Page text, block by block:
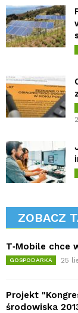
ZOBACZ
T‑Mobile chce
GOSPODARKA 25
Projekt
środowiska